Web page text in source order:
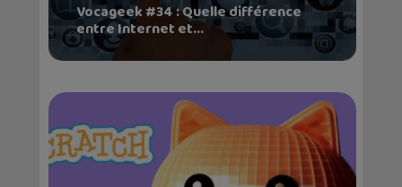
Vocageek #34 : Quelle différence
entre Internet et...